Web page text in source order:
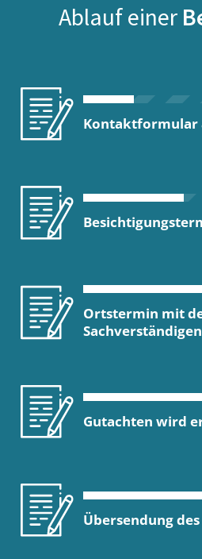
Ablauf einer
Kontaktformular
Ortstermin mit
Sachverständigen
Gutachten wird
Übersendung